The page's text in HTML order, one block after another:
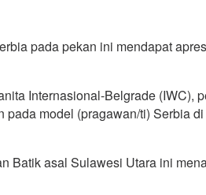
pada pekan ini mendapat
Internasional-Belgrade (IWC),
model (pragawan/ti) Serbia
Batik asal Sulawesi Utara ini